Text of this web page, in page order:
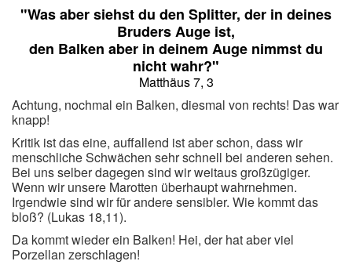
"Was aber siehst du den Splitter, der in deines
Bruders Auge ist,
den Balken aber in deinem Auge nimmst du
nicht wahr?"
Matthäus 7, 3
Achtung, nochmal ein Balken, diesmal von rechts! Das war
knapp!
Kritik ist das eine, auffallend ist aber schon, dass wir
menschliche Schwächen sehr schnell bei anderen sehen.
Bei uns selber dagegen sind wir weitaus großzügiger.
Wenn wir unsere Marotten überhaupt wahrnehmen.
Irgendwie sind wir für andere sensibler. Wie kommt das
bloß? (Lukas 18,11).
Da kommt wieder ein Balken! Hei, der hat aber viel
Porzellan zerschlagen!